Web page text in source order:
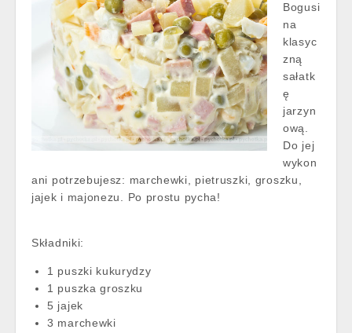
Bogusi
na
klasyc
zną
sałatk
ę
jarzyn
ową.
Do jej
wykon
ani potrzebujesz: marchewki, pietruszki, groszku,
jajek i majonezu. Po prostu pycha!
Składniki:
1 puszki kukurydzy
1 puszka groszku
5 jajek
3 marchewki